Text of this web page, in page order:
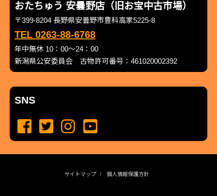
おたちゅう 安曇野店（旧お宝中古市場）
〒399-8204 長野県安曇野市豊科高家5225-8
TEL 0263-88-6768
年中無休 10：00～24：00
新潟県公安委員会 古物許可番号：461020002392
SNS
サイトマップ 個人情報保護方針